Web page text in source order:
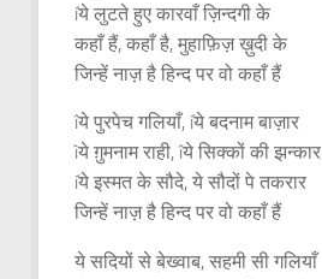
íये लुटते हुए कारवाँ ज़िन्दगी के
कहाँ हैं, कहाँ है, मुहाफ़िज़ ख़ुदी के
जिन्हें नाज़ है हिन्द पर वो कहाँ हैं
îये पुरपेच गलियाँ, íये बदनाम बाज़ार
ìये ग़ुमनाम राही, îये सिक्कों की झन्कार
íये इस्मत के सौदे, ये सौदों पे तकरार
जिन्हें नाज़ है हिन्द पर वो कहाँ हैं
ये सदियों से बेख्वाब, सहमी सी गलियाँ